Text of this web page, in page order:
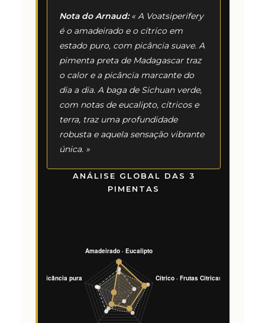
Nota do Arnaud:« A Voatsiperifery
é o amadeirado e o cítrico em
estado puro, com picância suave. A
pimenta preta de Madagascar traz
o calor e a picância marcante do
dia a dia. A baga de Sichuan verde,
com notas de eucalipto, cítricos e
terra, traz uma profundidade
robusta e aquela sensação vibrante
única. »
ANÁLISE GLOBAL DAS 3
PIMENTAS